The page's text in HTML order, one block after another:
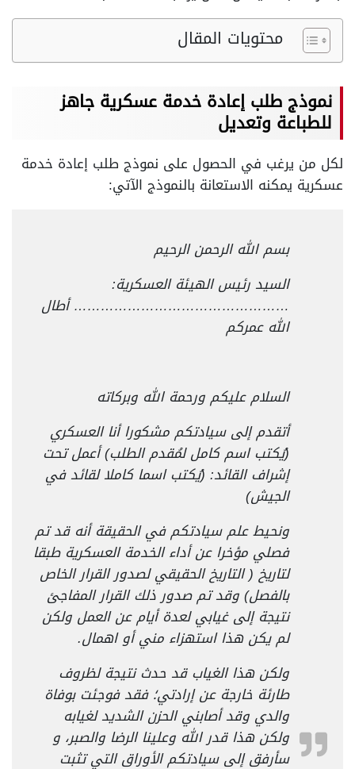
محتويات المقال
نموذج طلب إعادة خدمة عسكرية جاهز
للطباعة وتعديل
لكل من يرغب في الحصول على نموذج طلب إعادة خدمة
عسكرية يمكنه الاستعانة بالنموذج الآتي:
بسم الله الرحمن الرحيم
السيد رئيس الهيئة العسكرية:
………………………………………… أطال
الله عمركم
السلام عليكم ورحمة الله وبركاته
أتقدم إلى سيادتكم مشكورا أنا العسكري
(يُكتب اسم كامل لمُقدم الطلب) أعمل تحت
إشراف القائد: (يُكتب اسما كاملا لقائد في
الجيش)
ونحيط علم سيادتكم في الحقيقة أنه قد تم
فصلي مؤخرا عن أداء الخدمة العسكرية طبقا
لتاريخ ( التاريخ الحقيقي لصدور القرار الخاص
بالفصل) وقد تم صدور ذلك القرار المفاجئ
نتيجة إلى غيابي لعدة أيام عن العمل ولكن
لم يكن هذا استهزاء مني أو اهمال.
ولكن هذا الغياب قد حدث نتيجة لظروف
طارئة خارجة عن إرادتي؛ فقد فوجئت بوفاة
والدي وقد أصابني الحزن الشديد لغيابه
ولكن هذا قدر الله وعلينا الرضا والصبر، و
سأرفق إلى سيادتكم الأوراق التي تثبت